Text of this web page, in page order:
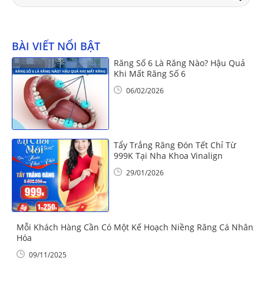
for:
BÀI VIẾT NỔI BẬT
Răng Số 6 Là Răng Nào? Hậu Quả
Khi Mất Răng Số 6
06/02/2026
Tẩy Trắng Răng Đón Tết Chỉ Từ
999K Tại Nha Khoa Vinalign
29/01/2026
Mỗi Khách Hàng Cần Có Một Kế Hoạch Niềng Răng Cá Nhân
Hóa
09/11/2025